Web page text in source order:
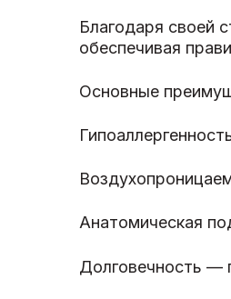
Благодаря своей
обеспечивая
Основные
Анатомическая
Долговечность —